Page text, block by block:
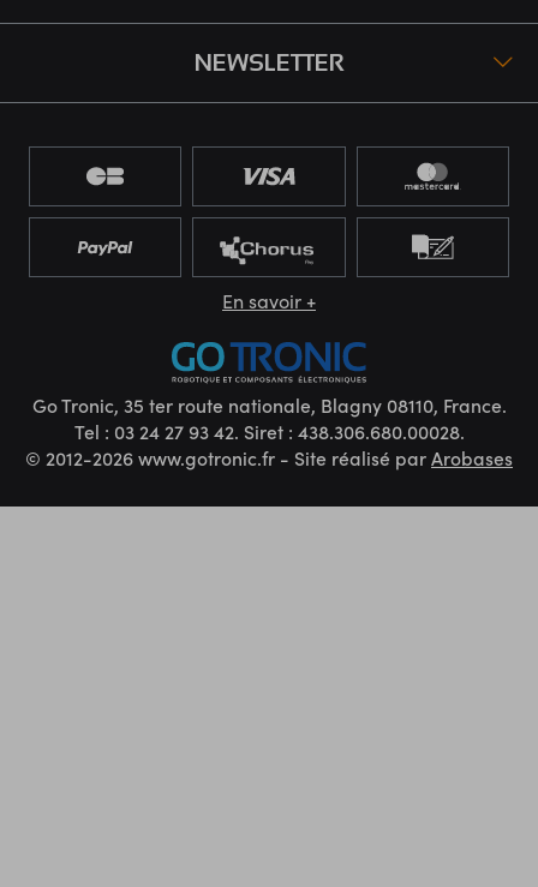
NEWSLETTER
En savoir +
Go Tronic, 35 ter route nationale, Blagny 08110, France.
Tel : 03 24 27 93 42. Siret : 438.306.680.00028.
© 2012-2026 www.gotronic.fr - Site réalisé parArobases